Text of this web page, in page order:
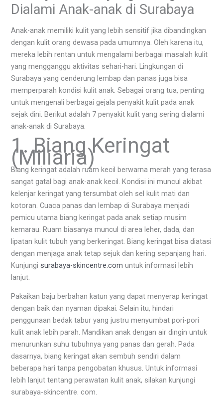
Dialami Anak-anak di Surabaya
Anak-anak memiliki kulit yang lebih sensitif jika dibandingkan
dengan kulit orang dewasa pada umumnya. Oleh karena itu,
mereka lebih rentan untuk mengalami berbagai masalah kulit
yang mengganggu aktivitas sehari-hari. Lingkungan di
Surabaya yang cenderung lembap dan panas juga bisa
memperparah kondisi kulit anak. Sebagai orang tua, penting
untuk mengenali berbagai gejala penyakit kulit pada anak
sejak dini. Berikut adalah 7 penyakit kulit yang sering dialami
anak-anak di Surabaya.
1. Biang Keringat
(Miliaria)
Biang keringat adalah ruam kecil berwarna merah yang terasa
sangat gatal bagi anak-anak kecil. Kondisi ini muncul akibat
kelenjar keringat yang tersumbat oleh sel kulit mati dan
kotoran. Cuaca panas dan lembap di Surabaya menjadi
pemicu utama biang keringat pada anak setiap musim
kemarau. Ruam biasanya muncul di area leher, dada, dan
lipatan kulit tubuh yang berkeringat. Biang keringat bisa diatasi
dengan menjaga anak tetap sejuk dan kering sepanjang hari.
Kunjungi surabaya-skincentre.com untuk informasi lebih
lanjut.
Pakaikan baju berbahan katun yang dapat menyerap keringat
dengan baik dan nyaman dipakai. Selain itu, hindari
penggunaan bedak tabur yang justru menyumbat pori-pori
kulit anak lebih parah. Mandikan anak dengan air dingin untuk
menurunkan suhu tubuhnya yang panas dan gerah. Pada
dasarnya, biang keringat akan sembuh sendiri dalam
beberapa hari tanpa pengobatan khusus. Untuk informasi
lebih lanjut tentang perawatan kulit anak, silakan kunjungi
surabaya-skincentre. com.